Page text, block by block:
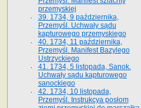
przemyskiej
39. 1734, 9 października,
Przemyśl. Uchwały sądu
kapturowego przemyskiego
40. 1734, 11 października,
Przemyśl. Manifest Bazylego
Ustrzyckiego
41. 1734, 5 listopada, Sanok.
Uchwały sądu kapturowego
sanockiego
42. 1734, 10 listopada,
Przemyśl. Instrukcya posłom